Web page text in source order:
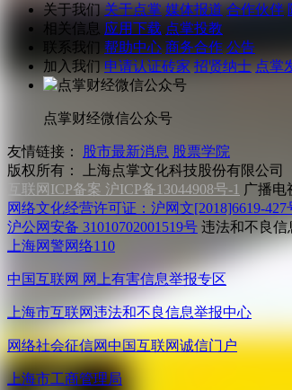
关于我们 关于点掌 媒体报道 合作伙伴
相关信息 应用下载 点掌投教
联系我们
帮助中心 商务合作 公告
加入我们 申请认证砖家 招贤纳士 点掌
点掌财经微信公众号
友情链接： 股市最新消息 股票学院
版权所有：
上海点掌文化科技股份有限公司
互联网ICP备案 沪ICP备13044908号-1 广播电
网络文化经营许可证：沪网文[2018]6619-427
沪公网安备 31010702001519号 违法和不良信
上海网警网络110
中国互联网 网上有害信息举报专区
上海市互联网违法和不良信息举报中心
网络社会征信网中国互联网诚信门户
上海市工商管理局